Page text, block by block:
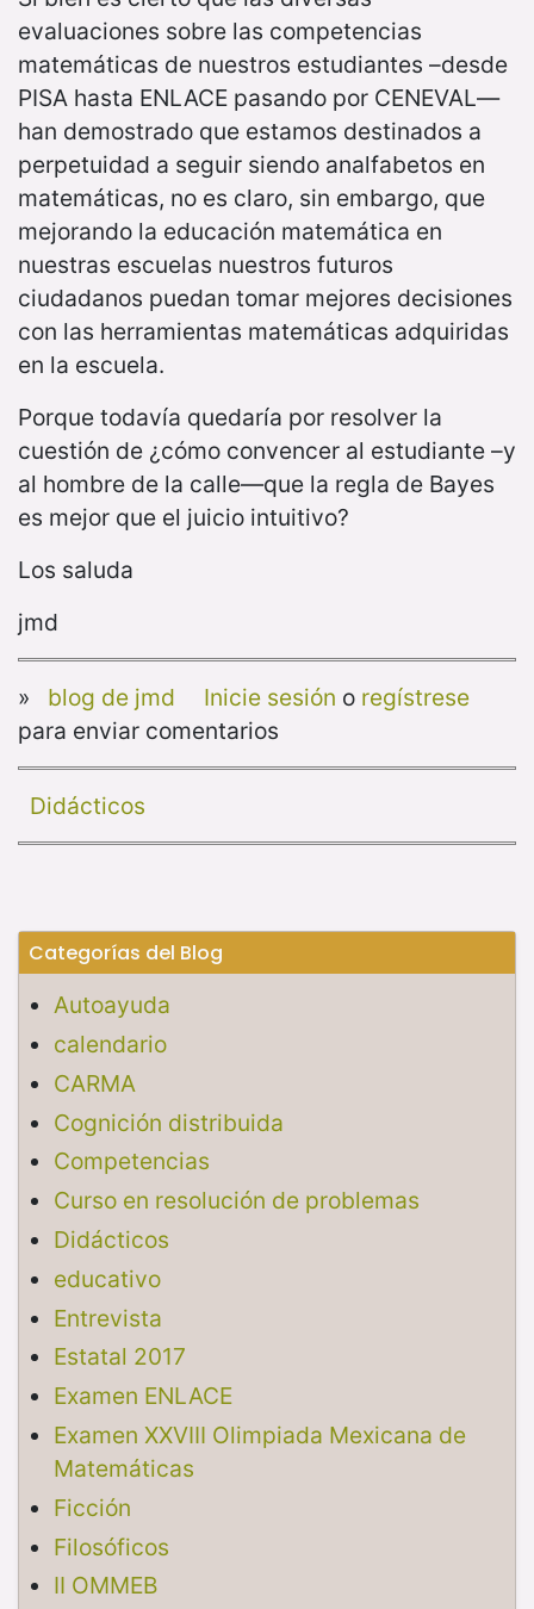
evaluaciones sobre las competencias
matemáticas de nuestros estudiantes –desde
PISA hasta ENLACE pasando por CENEVAL—
han demostrado que estamos destinados a
perpetuidad a seguir siendo analfabetos en
matemáticas, no es claro, sin embargo, que
mejorando la educación matemática en
nuestras escuelas nuestros futuros
ciudadanos puedan tomar mejores decisiones
con las herramientas matemáticas adquiridas
en la escuela.
Porque todavía quedaría por resolver la
cuestión de ¿cómo convencer al estudiante –y
al hombre de la calle—que la regla de Bayes
es mejor que el juicio intuitivo?
Los saluda
jmd
» blog de jmd Inicie sesión o regístrese
para enviar comentarios
Didácticos
Categorías del Blog
Autoayuda
calendario
CARMA
Cognición distribuida
Competencias
Curso en resolución de problemas
Didácticos
educativo
Entrevista
Estatal 2017
Examen ENLACE
Examen XXVIII Olimpiada Mexicana de
Matemáticas
Ficción
Filosóficos
II OMMEB